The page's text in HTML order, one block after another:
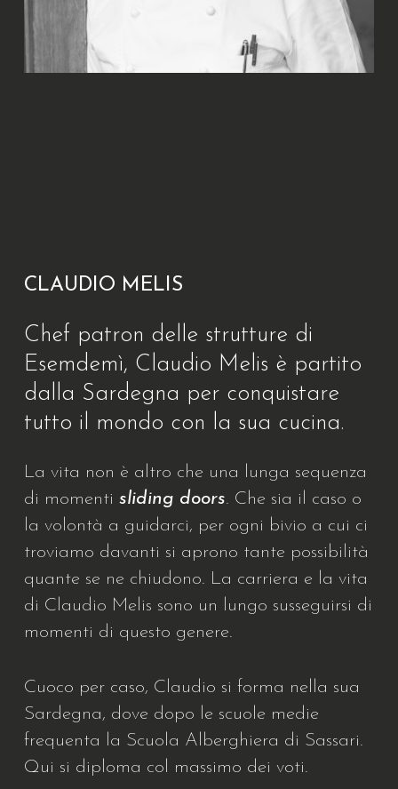
CLAUDIO MELIS
Chef patron delle strutture di
Esemdemì, Claudio Melis è partito
dalla Sardegna per conquistare
tutto il mondo con la sua cucina.
La vita non è altro che una lunga sequenza
di momenti sliding doors. Che sia il caso o
la volontà a guidarci, per ogni bivio a cui ci
troviamo davanti si aprono tante possibilità
quante se ne chiudono. La carriera e la vita
di Claudio Melis sono un lungo susseguirsi di
momenti di questo genere.
Cuoco per caso, Claudio si forma nella sua
Sardegna, dove dopo le scuole medie
frequenta la Scuola Alberghiera di Sassari.
Qui si diploma col massimo dei voti.